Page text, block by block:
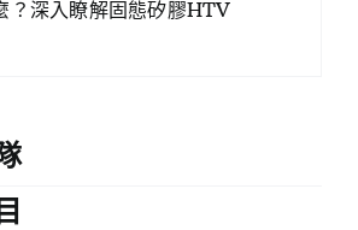
？深入瞭解固態矽膠HTV